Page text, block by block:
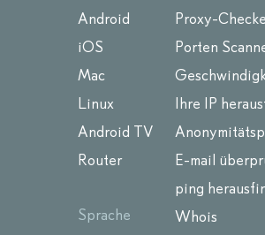
Android
iOS
Mac
Linux
Android TV
Router
Sprache
Proxy-
Porten
Ihre IP
E-mail
ping
Whois